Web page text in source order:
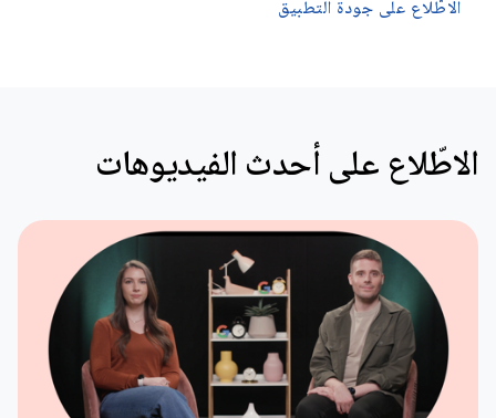
الاطّلاع على جودة التطبيق
الاطّلاع على أحدث الفيديوهات